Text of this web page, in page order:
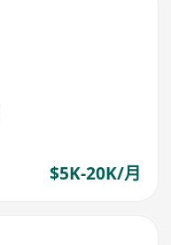
$5K-20K/月